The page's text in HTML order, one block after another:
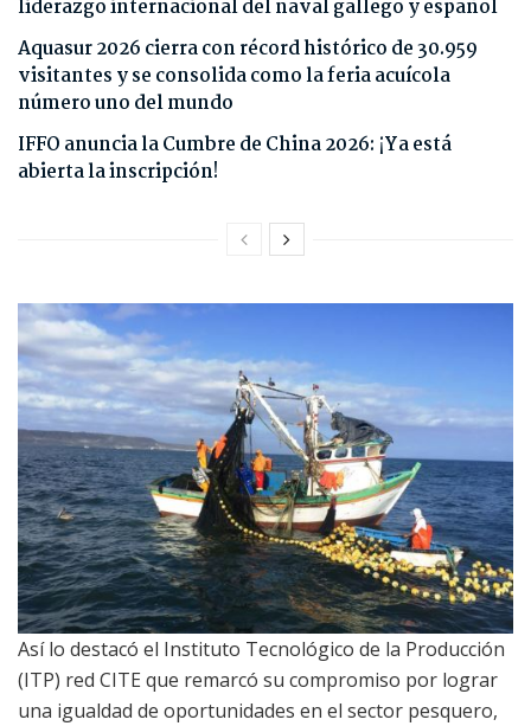
liderazgo internacional del naval gallego y español
Aquasur 2026 cierra con récord histórico de 30.959
visitantes y se consolida como la feria acuícola
número uno del mundo
IFFO anuncia la Cumbre de China 2026: ¡Ya está
abierta la inscripción!
Así lo destacó el Instituto Tecnológico de la Producción
(ITP) red CITE que remarcó su compromiso por lograr
una igualdad de oportunidades en el sector pesquero,